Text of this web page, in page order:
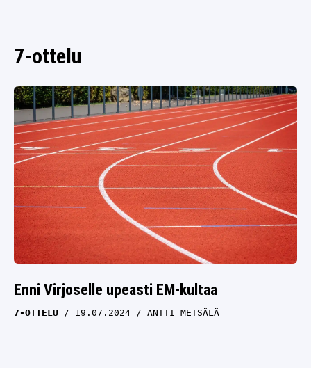
7-ottelu
Enni Virjoselle upeasti EM-kultaa
7-OTTELU 19.07.2024 ANTTI METSÄLÄ